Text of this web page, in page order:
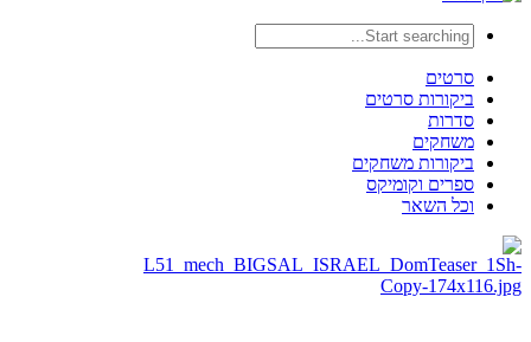
סרטים
ביקורות סרטים
סדרות
משחקים
ביקורות משחקים
ספרים וקומיקס
וכל השאר